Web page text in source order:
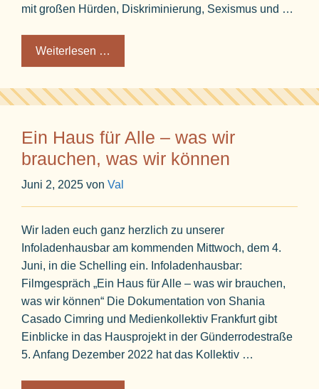
mit großen Hürden, Diskriminierung, Sexismus und …
Weiterlesen …
Ein Haus für Alle – was wir
brauchen, was wir können
Juni 2, 2025 von Val
Wir laden euch ganz herzlich zu unserer
Infoladenhausbar am kommenden Mittwoch, dem 4.
Juni, in die Schelling ein. Infoladenhausbar:
Filmgespräch „Ein Haus für Alle – was wir brauchen,
was wir können“ Die Dokumentation von Shania
Casado Cimring und Medienkollektiv Frankfurt gibt
Einblicke in das Hausprojekt in der Günderrodestraße
5. Anfang Dezember 2022 hat das Kollektiv …